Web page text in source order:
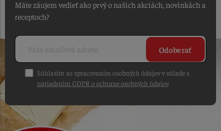
Máte záujem vedieť ako prvý o našich akciách, novinkách a
receptoch?
Odoberať
Súhlasím so spracovaním osobných údajov v súlade s
nariadením GDPR o ochrane osobných údajov.